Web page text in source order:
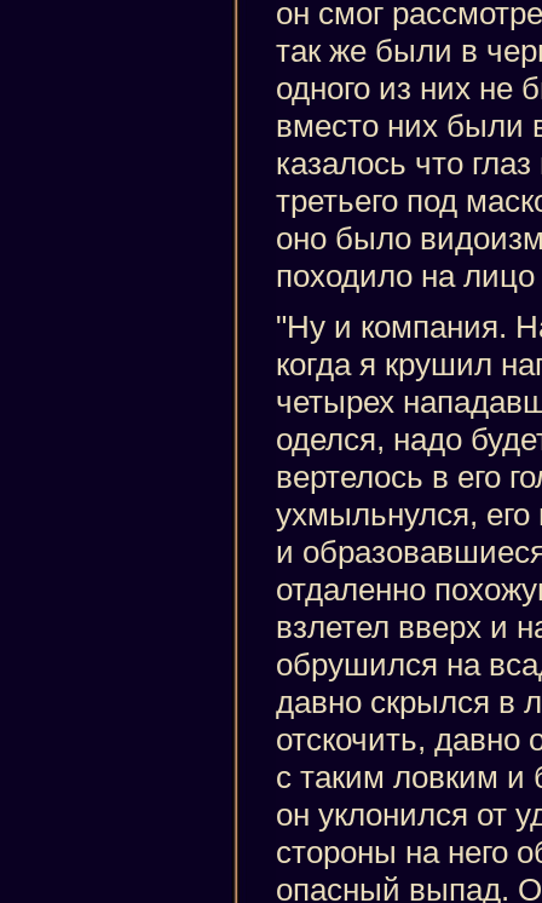
он смог
так же были в
одного из них не
вместо них были
казалось что
третьего под
оно было
походило на
"Ну и компания.
когда я крушил
четырех
оделся, надо
вертелось в его
ухмыльнулся, его
и
отдаленно
взлетел вверх и
обрушился на
давно скрылся в
отскочить, давно
с таким ловким и
он уклонился от
стороны на него
опасный выпад.